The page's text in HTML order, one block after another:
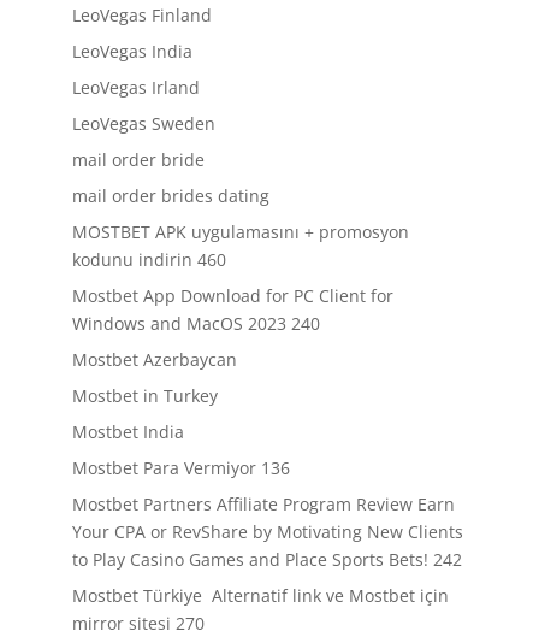
LeoVegas Finland
LeoVegas India
LeoVegas Irland
LeoVegas Sweden
mail order bride
mail order brides dating
MOSTBET APK uygulamasını + promosyon
kodunu indirin 460
Mostbet App Download for PC Client for
Windows and MacOS 2023 240
Mostbet Azerbaycan
Mostbet in Turkey
Mostbet India
Mostbet Para Vermiyor 136
Mostbet Partners Affiliate Program Review Earn
Your CPA or RevShare by Motivating New Clients
to Play Casino Games and Place Sports Bets! 242
Mostbet Türkiye ️ Alternatif link ve Mostbet için
mirror sitesi 270